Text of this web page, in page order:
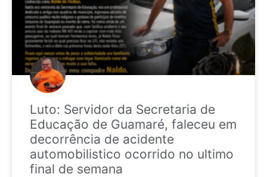
Luto: Servidor da Secretaria de
Educação de Guamaré, faleceu em
decorrência de acidente
automobilistico ocorrido no ultimo
final de semana